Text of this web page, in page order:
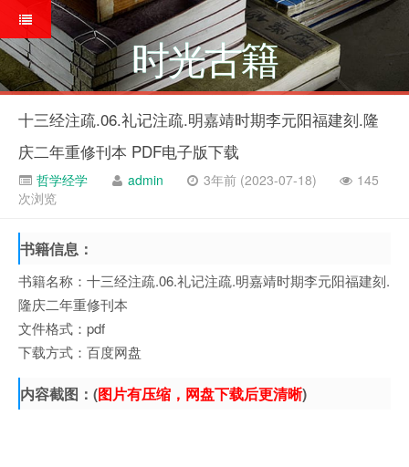
时光古籍
十三经注疏.06.礼记注疏.明嘉靖时期李元阳福建刻.隆
庆二年重修刊本 PDF电子版下载
哲学经学 admin 3年前 (2023-07-18)
145
次浏览
书籍信息：
书籍名称：十三经注疏.06.礼记注疏.明嘉靖时期李元阳福建刻.
隆庆二年重修刊本
文件格式：pdf
下载方式：百度网盘
内容截图：(图片有压缩，网盘下载后更清晰)